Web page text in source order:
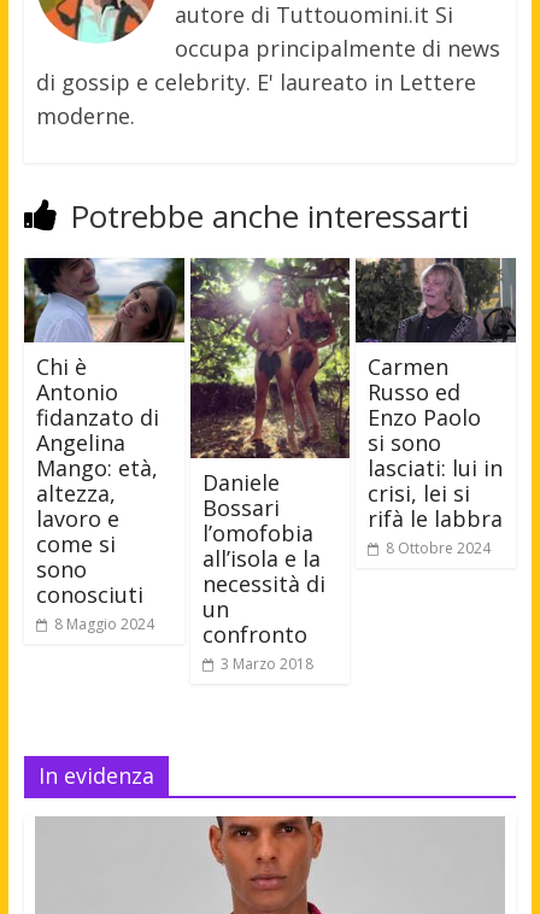
autore di Tuttouomini.it Si
occupa principalmente di news
di gossip e celebrity. E' laureato in Lettere
moderne.
Potrebbe anche interessarti
Chi è
Antonio
fidanzato di
Angelina
Mango: età,
altezza,
lavoro e
come si
sono
conosciuti
8 Maggio 2024
Daniele
Bossari
l’omofobia
all’isola e la
necessità di
un
confronto
3 Marzo 2018
Carmen
Russo ed
Enzo Paolo
si sono
lasciati: lui in
crisi, lei si
rifà le labbra
8 Ottobre 2024
In evidenza